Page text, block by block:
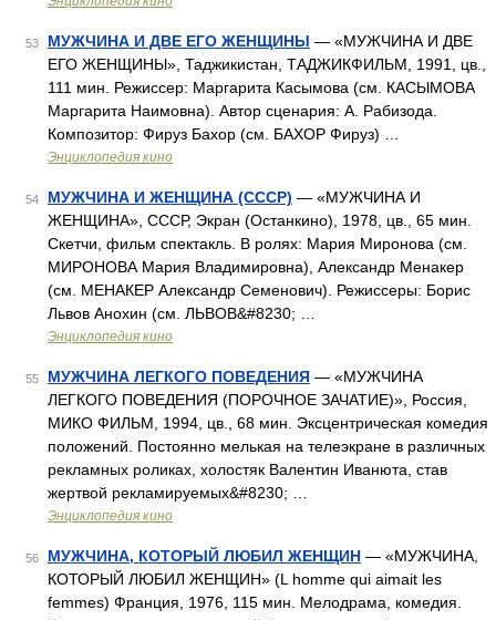
53 МУЖЧИНА И ДВЕ ЕГО ЖЕНЩИНЫ — «МУЖЧИНА И ДВЕ
ЕГО ЖЕНЩИНЫ», Таджикистан, ТАДЖИКФИЛЬМ, 1991, цв.,
111 мин. Режиссер: Маргарита Касымова (см. КАСЫМОВА
Маргарита Наимовна). Автор сценария: А. Рабизода.
Композитор: Фируз Бахор (см. БАХОР Фируз) …
Энциклопедия кино
54 МУЖЧИНА И ЖЕНЩИНА (СССР) — «МУЖЧИНА И
ЖЕНЩИНА», СССР, Экран (Останкино), 1978, цв., 65 мин.
Скетчи, фильм спектакль. В ролях: Мария Миронова (см.
МИРОНОВА Мария Владимировна), Александр Менакер
(см. МЕНАКЕР Александр Семенович). Режиссеры: Борис
Львов Анохин (см. ЛЬВОВ&#8230; …
Энциклопедия кино
55 МУЖЧИНА ЛЕГКОГО ПОВЕДЕНИЯ — «МУЖЧИНА
ЛЕГКОГО ПОВЕДЕНИЯ (ПОРОЧНОЕ ЗАЧАТИЕ)», Россия,
МИКО ФИЛЬМ, 1994, цв., 68 мин. Эксцентрическая комедия
положений. Постоянно мелькая на телеэкране в различных
рекламных роликах, холостяк Валентин Иванюта, став
жертвой рекламируемых&#8230; …
Энциклопедия кино
56 МУЖЧИНА, КОТОРЫЙ ЛЮБИЛ ЖЕНЩИН — «МУЖЧИНА,
КОТОРЫЙ ЛЮБИЛ ЖЕНЩИН» (L homme qui aimait les
femmes) Франция, 1976, 115 мин. Мелодрама, комедия.